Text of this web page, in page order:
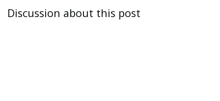
Por defender su patrimonio, una
Discussion about this post